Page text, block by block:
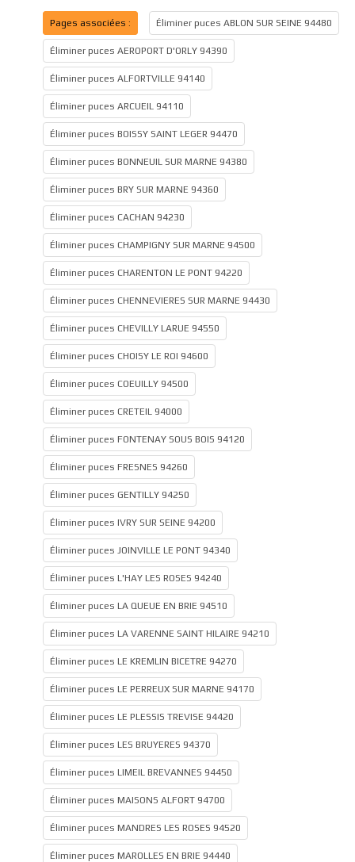
Pages associées : Éliminer puces ABLON SUR SEINE 94480
Éliminer puces AEROPORT D'ORLY 94390
Éliminer puces ALFORTVILLE 94140
Éliminer puces ARCUEIL 94110
Éliminer puces BOISSY SAINT LEGER 94470
Éliminer puces BONNEUIL SUR MARNE 94380
Éliminer puces BRY SUR MARNE 94360
Éliminer puces CACHAN 94230
Éliminer puces CHAMPIGNY SUR MARNE 94500
Éliminer puces CHARENTON LE PONT 94220
Éliminer puces CHENNEVIERES SUR MARNE 94430
Éliminer puces CHEVILLY LARUE 94550
Éliminer puces CHOISY LE ROI 94600
Éliminer puces COEUILLY 94500
Éliminer puces CRETEIL 94000
Éliminer puces FONTENAY SOUS BOIS 94120
Éliminer puces FRESNES 94260
Éliminer puces GENTILLY 94250
Éliminer puces IVRY SUR SEINE 94200
Éliminer puces JOINVILLE LE PONT 94340
Éliminer puces L'HAY LES ROSES 94240
Éliminer puces LA QUEUE EN BRIE 94510
Éliminer puces LA VARENNE SAINT HILAIRE 94210
Éliminer puces LE KREMLIN BICETRE 94270
Éliminer puces LE PERREUX SUR MARNE 94170
Éliminer puces LE PLESSIS TREVISE 94420
Éliminer puces LES BRUYERES 94370
Éliminer puces LIMEIL BREVANNES 94450
Éliminer puces MAISONS ALFORT 94700
Éliminer puces MANDRES LES ROSES 94520
Éliminer puces MAROLLES EN BRIE 94440